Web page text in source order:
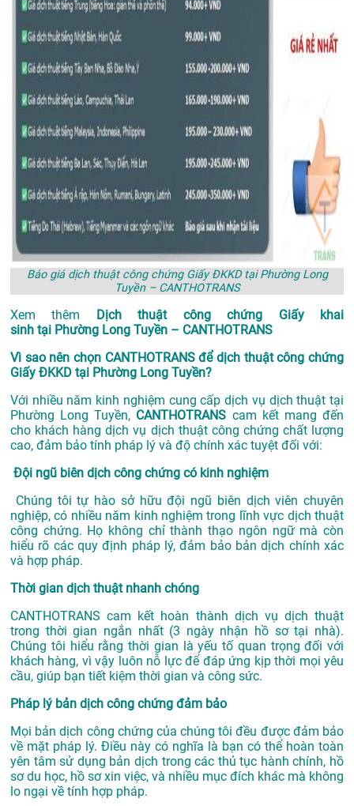
Báo giá dịch thuật công chứng Giấy ĐKKD tại Phường Long
Tuyền – CANTHOTRANS
Xem thêm
Dịch thuật công chứng Giấy khai
sinh tại Phường Long Tuyền – CANTHOTRANS
Vì sao nên chọn CANTHOTRANS để dịch thuật công chứng
Giấy ĐKKD tại Phường Long Tuyền?
Với nhiều năm kinh nghiệm cung cấp dịch vụ dịch thuật tại
Phường Long Tuyền, CANTHOTRANS cam kết mang đến
cho khách hàng dịch vụ dịch thuật công chứng chất lượng
cao, đảm bảo tính pháp lý và độ chính xác tuyệt đối với:
Đội ngũ biên dịch công chứng có kinh nghiệm
Chúng tôi tự hào sở hữu đội ngũ biên dịch viên chuyên
nghiệp, có nhiều năm kinh nghiệm trong lĩnh vực dịch thuật
công chứng. Họ không chỉ thành thạo ngôn ngữ mà còn
hiểu rõ các quy định pháp lý, đảm bảo bản dịch chính xác
và hợp pháp.
Thời gian dịch thuật nhanh chóng
CANTHOTRANS cam kết hoàn thành dịch vụ dịch thuật
trong thời gian ngắn nhất (3 ngày nhận hồ sơ tại nhà).
Chúng tôi hiểu rằng thời gian là yếu tố quan trọng đối với
khách hàng, vì vậy luôn nỗ lực để đáp ứng kịp thời mọi yêu
cầu, giúp bạn tiết kiệm thời gian và công sức.
Pháp lý bản dịch công chứng đảm bảo
Mọi bản dịch công chứng của chúng tôi đều được đảm bảo
về mặt pháp lý. Điều này có nghĩa là bạn có thể hoàn toàn
yên tâm sử dụng bản dịch trong các thủ tục hành chính, hồ
sơ du học, hồ sơ xin việc, và nhiều mục đích khác mà không
lo ngại về tính hợp pháp.